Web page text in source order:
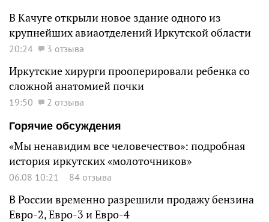
В Качуге открыли новое здание одного из
крупнейших авиаотделений Иркутской области
20:24 3 отзыва
Иркутские хирурги прооперировали ребенка со
сложной анатомией почки
19:50
2 отзыва
Горячие обсуждения
«Мы ненавидим все человечество»: подробная
история иркутских «молоточников»
06.08 10:21 84 отзыва
В России временно разрешили продажу бензина
Евро-2, Евро-3 и Евро-4